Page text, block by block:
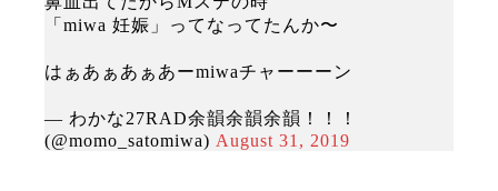
「miwa 妊娠」ってなってたんか〜
はぁあぁあぁあーmiwaチャーーーン
— わかな27RAD余韻余韻余韻！！！
(@momo_satomiwa) August 31, 2019